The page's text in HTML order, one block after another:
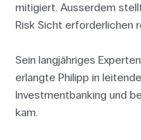
mitigiert. Ausserdem
Risk Sicht erforderlichen
Sein langjähriges
erlangte Philipp in
Investmentbanking und
kam.